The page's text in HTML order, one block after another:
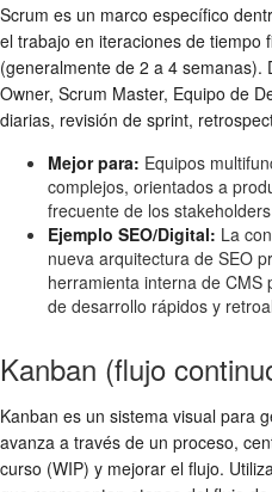
Scrum es un marco específico
el trabajo en iteraciones de tiempo
(generalmente de 2 a 4 semanas).
Owner, Scrum Master, Equipo de
diarias, revisión de sprint,
Mejor para: Equipos
complejos, orientados a
frecuente de los
Ejemplo SEO/Digital: La
nueva arquitectura de SEO
herramienta interna de CMS
de desarrollo rápidos y
Kanban (flujo
Kanban es un sistema visual para
avanza a través de un proceso,
curso (WIP) y mejorar el flujo.